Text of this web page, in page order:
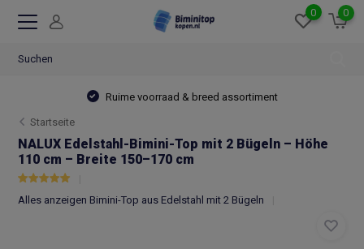
0 0
Ruime voorraad & breed assortiment
Startseite
NALUX Edelstahl-Bimini-Top mit 2 Bügeln – Höhe
110 cm – Breite 150–170 cm
Alles anzeigen Bimini-Top aus Edelstahl mit 2 Bügeln